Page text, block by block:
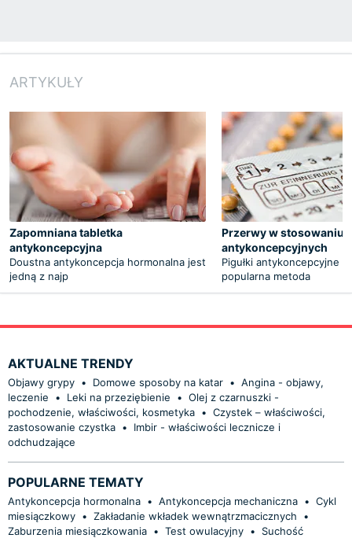
ARTYKUŁY
Zapomniana tabletka
antykoncepcyjna
Doustna antykoncepcja hormonalna jest
jedną z najp
Przerwy w stosowaniu
antykoncepcyjnych
Pigułki antykoncepcyjne
popularna metoda
AKTUALNE TRENDY
Objawy grypy • Domowe sposoby na katar • Angina - objawy,
leczenie
• Leki na przeziębienie • Olej z czarnuszki -
pochodzenie, właściwości, kosmetyka • Czystek – właściwości,
zastosowanie czystka •
Imbir - właściwości lecznicze i
odchudzające
POPULARNE TEMATY
Antykoncepcja hormonalna • Antykoncepcja mechaniczna • Cykl
miesiączkowy • Zakładanie wkładek wewnątrzmacicznych
•
Zaburzenia miesiączkowania • Test owulacyjny •
Suchość